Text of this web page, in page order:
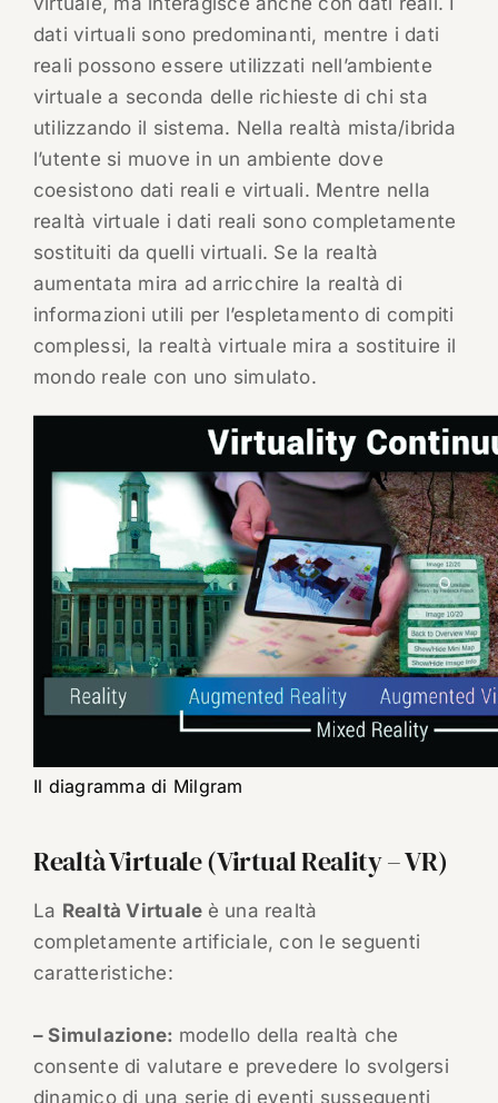
dati virtuali sono predominanti, mentre i dati
reali possono essere utilizzati nell’ambiente
virtuale a seconda delle richieste di chi sta
utilizzando il sistema. Nella realtà mista/ibrida
l’utente si muove in un ambiente dove
coesistono dati reali e virtuali. Mentre nella
realtà virtuale i dati reali sono completamente
sostituiti da quelli virtuali. Se la realtà
aumentata mira ad arricchire la realtà di
informazioni utili per l’espletamento di compiti
complessi, la realtà virtuale mira a sostituire il
mondo reale con uno simulato.
Il diagramma di Milgram
Realtà Virtuale (Virtual Reality – VR)
La Realtà Virtuale è una realtà
completamente artificiale, con le seguenti
caratteristiche:
– Simulazione: modello della realtà che
consente di valutare e prevedere lo svolgersi
dinamico di una serie di eventi susseguenti